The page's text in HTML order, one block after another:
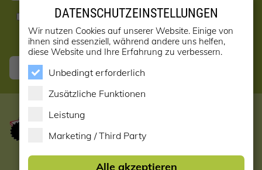
Ja, ich möchte den Newsletter erhalten! (kann jederzeit
abbestellt werden)
Anmelden
Startseite
DATENSCHUTZEINSTELLUNGEN
Wir nutzen Cookies auf unserer Website. Einige von
ihnen sind essenziell, während andere uns helfen,
diese Website und Ihre Erfahrung zu verbessern.
Unbedingt erforderlich
Zusätzliche Funktionen
Leistung
Marketing / Third Party
Alle akzeptieren